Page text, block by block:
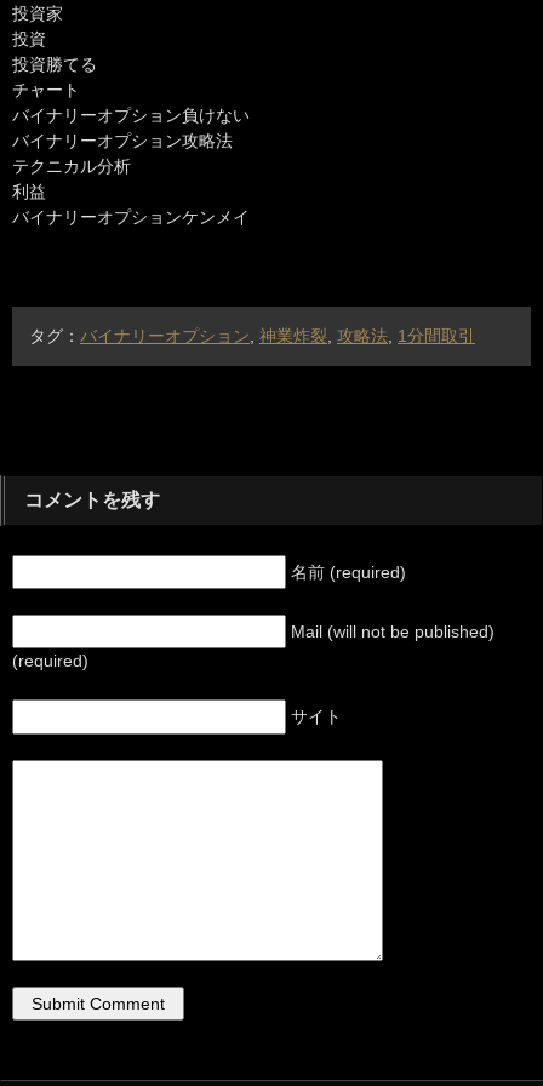
投資家
投資
投資勝てる
チャート
バイナリーオプション負けない
バイナリーオプション攻略法
テクニカル分析
利益
バイナリーオプションケンメイ
タグ： バイナリーオプション 神業炸裂 攻略法 1分間取引
コメントを残す
名前 (required)
Mail (will not be published)
(required)
サイト